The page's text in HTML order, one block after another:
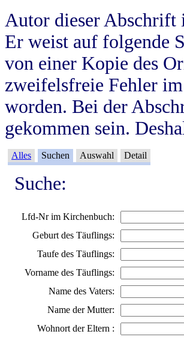
Autor dieser Abschrift
Er weist auf folgende
von einer Kopie des
zweifelsfreie Fehler
worden. Bei der
gekommen sein.
Alles Suchen Auswahl Detail
Suche:
Lfd-Nr im Kirchenbuch:
Geburt des Täuflings:
Taufe des Täuflings:
Vorname des Täuflings:
Name des Vaters:
Name der Mutter:
Wohnort der Eltern :